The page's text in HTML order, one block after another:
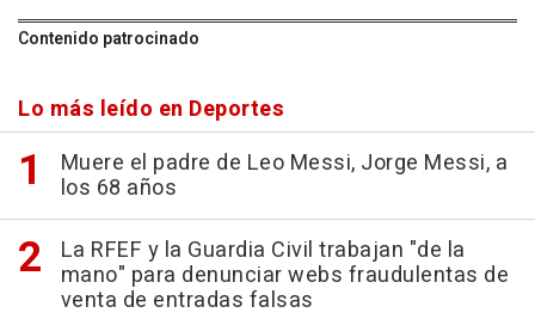
Contenido patrocinado
Lo más leído en Deportes
Muere el padre de Leo Messi, Jorge Messi, a
los 68 años
La RFEF y la Guardia Civil trabajan "de la
mano" para denunciar webs fraudulentas de
venta de entradas falsas